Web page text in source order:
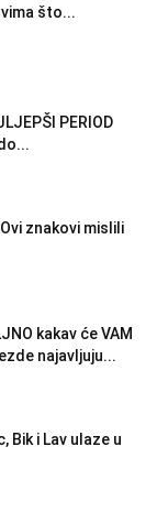
što...
PERIOD
Ovi znakovi mislili
kakav će VAM
najavljuju...
Bik i Lav ulaze u